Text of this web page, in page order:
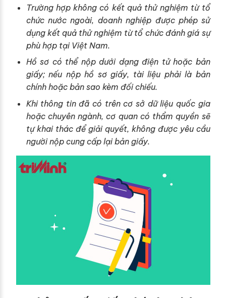
Trường hợp không có kết quả thử nghiệm từ tổ
chức nước ngoài, doanh nghiệp được phép sử
dụng kết quả thử nghiệm từ tổ chức đánh giá sự
phù hợp tại Việt Nam.
Hồ sơ có thể nộp dưới dạng điện tử hoặc bản
giấy; nếu nộp hồ sơ giấy, tài liệu phải là bản
chính hoặc bản sao kèm đối chiếu.
Khi thông tin đã có trên cơ sở dữ liệu quốc gia
hoặc chuyên ngành, cơ quan có thẩm quyền sẽ
tự khai thác để giải quyết, không được yêu cầu
người nộp cung cấp lại bản giấy.